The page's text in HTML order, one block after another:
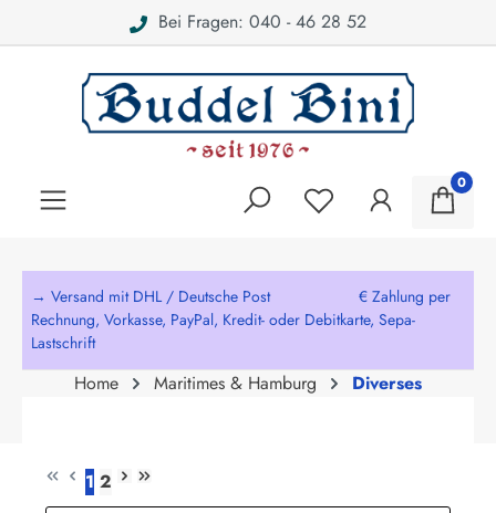
Bei Fragen: 040 - 46 28 52
0
→ Versand mit DHL / Deutsche Post € Zahlung per
Rechnung, Vorkasse, PayPal, Kredit- oder Debitkarte, Sepa-
Lastschrift
Home Maritimes & Hamburg Diverses
Seite
1 Seite
2